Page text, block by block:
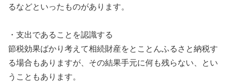
るなどといったものがあります。
・支出であることを認識する
節税効果ばかり考えて相続財産をとことんふるさと納税す
る場合もありますが、その結果手元に何も残らない、とい
うこともあります。